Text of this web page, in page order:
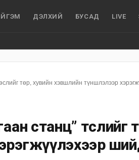
ДЭЛХИЙ БУСАД LIVE
төр, хувийн хэвшлийн түншлэлээр
станц” төслийг